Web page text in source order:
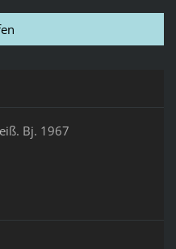
Bj. 1967